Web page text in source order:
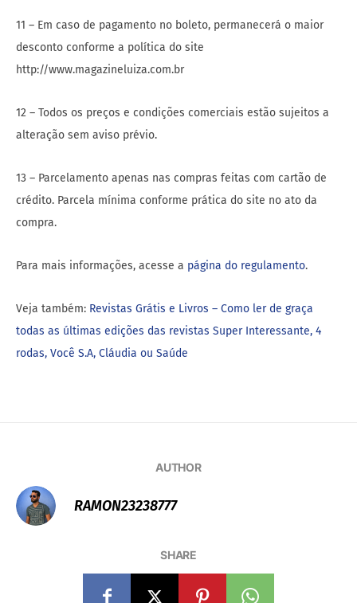
11 – Em caso de pagamento no boleto, permanecerá o maior
desconto conforme a política do site
http://www.magazineluiza.com.br
12 – Todos os preços e condições comerciais estão sujeitos a
alteração sem aviso prévio.
13 – Parcelamento apenas nas compras feitas com cartão de
crédito. Parcela mínima conforme prática do site no ato da
compra.
Para mais informações, acesse a página do regulamento.
Veja também: Revistas Grátis e Livros – Como ler de graça
todas as últimas edições das revistas Super Interessante, 4
rodas, Você S.A, Cláudia ou Saúde
AUTHOR
RAMON23238777
SHARE